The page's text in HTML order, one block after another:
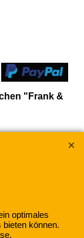
"Frank &
optimales
können.